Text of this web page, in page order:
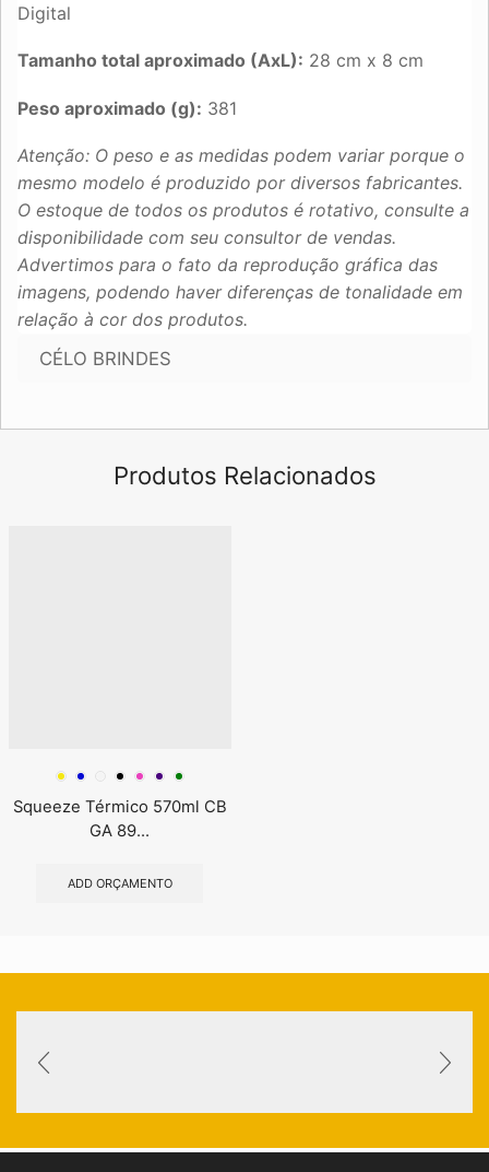
Digital
Tamanho total aproximado (AxL): 28 cm x 8 cm
Peso aproximado (g): 381
Atenção: O peso e as medidas podem variar porque o
mesmo modelo é produzido por diversos fabricantes.
O estoque de todos os produtos é rotativo, consulte a
disponibilidade com seu consultor de vendas.
Advertimos para o fato da reprodução gráfica das
imagens, podendo haver diferenças de tonalidade em
relação à cor dos produtos.
CÉLO BRINDES
Produtos Relacionados
Squeeze Térmico 570ml CB
GA 89...
ADD ORÇAMENTO